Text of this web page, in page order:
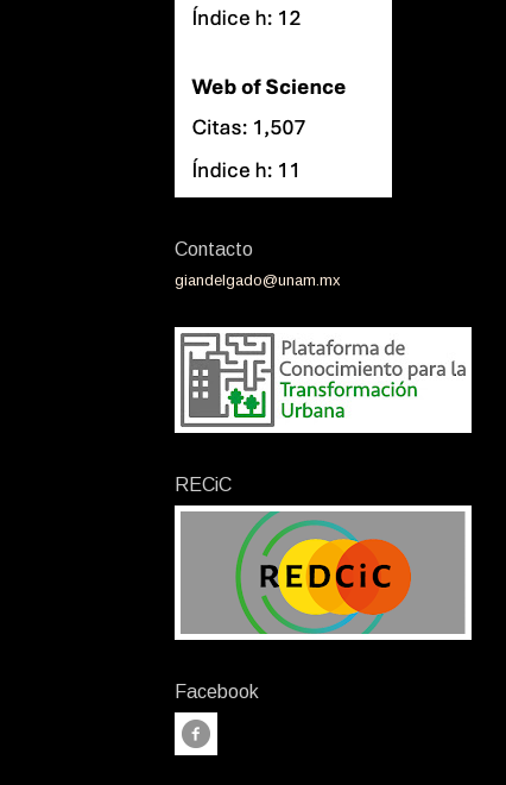
Contacto
giandelgado@unam.mx
RECiC
Facebook